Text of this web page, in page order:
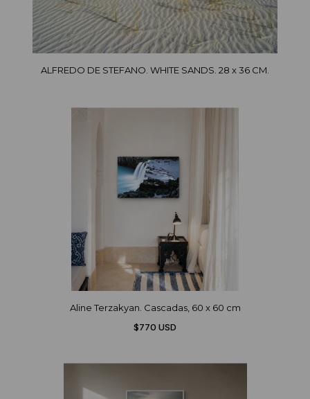
ALFREDO DE STEFANO. WHITE SANDS. 28 x 36 CM.
Aline Terzakyan. Cascadas, 60 x 60 cm
$770 USD